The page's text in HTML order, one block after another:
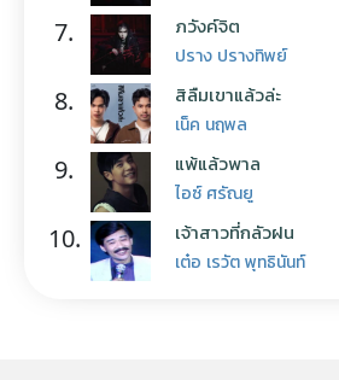
7. ภวังค์จิต
ปราง ปรางทิพย์
8. สิลืมเขาแล้วล่ะ
เน็ค นฤพล
9. แพ้แล้วพาล
ไอซ์ ศรัณยู
10. เจ้าสาวที่กลัวฝน
เต๋อ เรวัต พุทธินันท์